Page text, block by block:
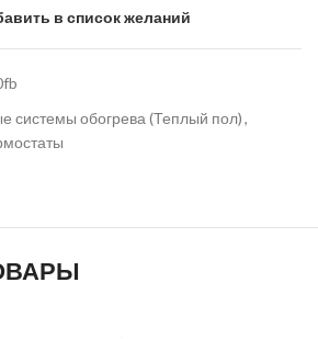
в список желаний
системы обогрева (Теплый пол),